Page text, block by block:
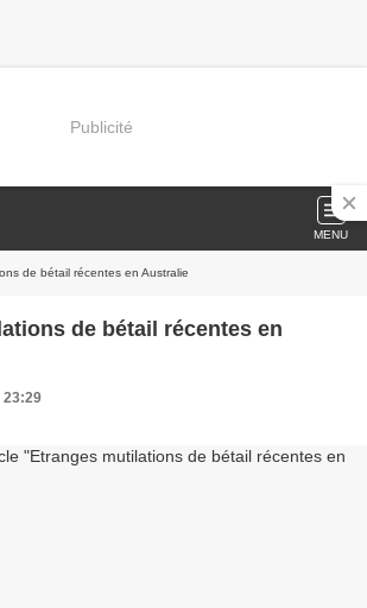
Publicité
MENU
de bétail récentes en Australie
de bétail récentes en
23:29